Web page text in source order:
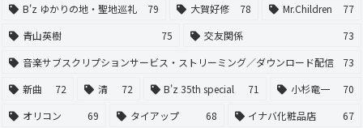
B'z ゆかりの地・聖地巡礼
79 大賀好修 78 Mr.Children
77
青山英樹
75 交友関係
73
音楽サブスクリプションサービス・ストリーミング／ダウンロード配信
73
新曲
72 清 72 B'z 35th special 71 小杉竜一
70
オリコン
69 タイアップ 68 イナバ化粧品店 67